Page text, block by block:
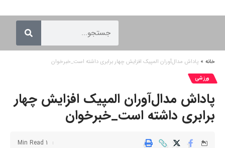
خانه » پاداش مدال‌آوران المپیک افزایش چهار برابری داشته است_خبرخوان
ورزشی
پاداش مدال‌آوران المپیک افزایش چهار
برابری داشته است_خبرخوان
1 Min Read